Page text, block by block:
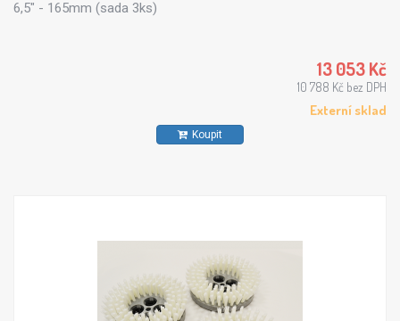
6,5" - 165mm (sada 3ks)
13 053 Kč
10 788 Kč bez DPH
Externí sklad
Koupit